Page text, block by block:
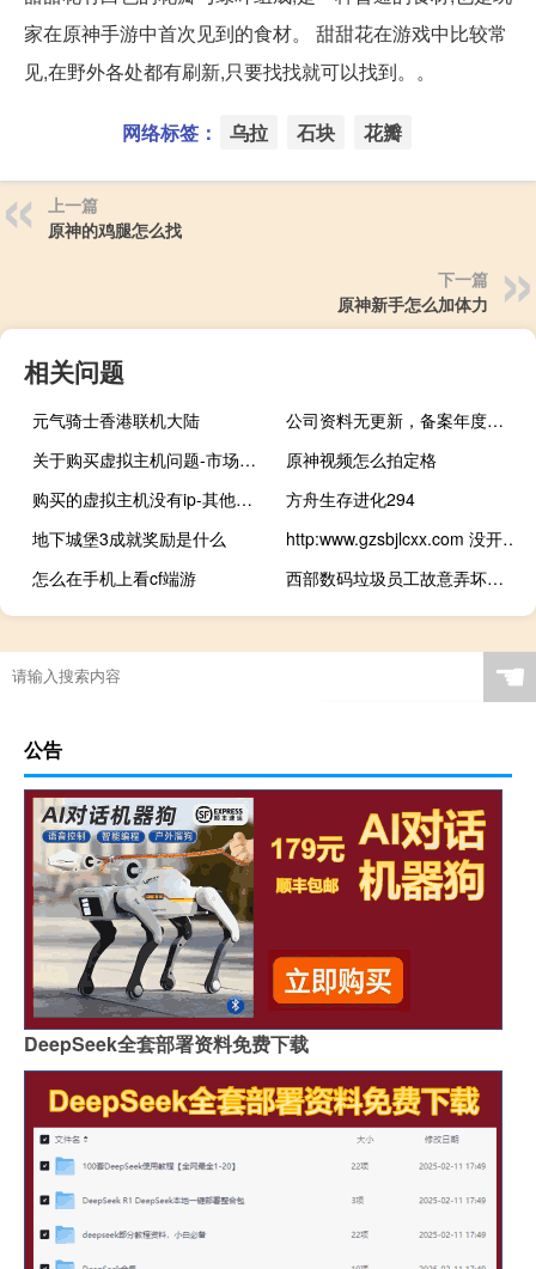
家在原神手游中首次见到的食材。 甜甜花在游戏中比较常
见,在野外各处都有刷新,只要找找就可以找到。。
网络标签： 乌拉 石块 花瓣
上一篇
原神的鸡腿怎么找
下一篇
原神新手怎么加体力
相关问题
元气骑士香港联机大陆
公司资料无更新，备案年度审核要怎么处理
关于购买虚拟主机问题-市场咨询
原神视频怎么拍定格
购买的虚拟主机没有ip-其他问题
方舟生存进化294
地下城堡3成就奖励是什么
http:www.gzsbjlcxx.com 没开启任何加速
怎么在手机上看cf端游
西部数码垃圾员工故意弄坏我的网站
☚
公告
DeepSeek全套部署资料免费下载